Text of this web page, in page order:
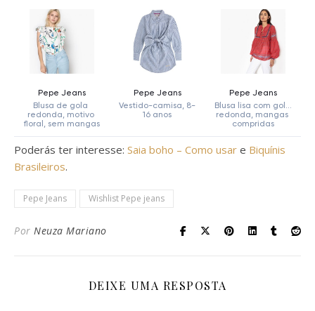
Poderás ter interesse: Saia boho – Como usar e Biquínis
Brasileiros.
Pepe Jeans Wishlist Pepe jeans
Por Neuza Mariano
DEIXE UMA RESPOSTA